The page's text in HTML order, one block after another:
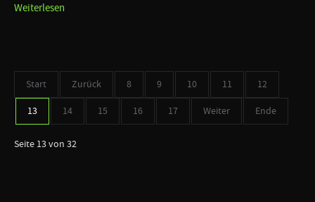
Weiterlesen
Start Zurück 8 9 10 11 12
13 14 15 16 17 Weiter Ende
Seite 13 von 32